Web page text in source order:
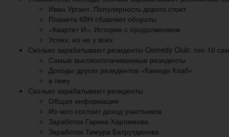
Иван Ургант. Популярность дорого стоит
Планета КВН сбавляет обороты
«Квартет И». История с продолжением
Успех, но не у всех
Сколько зарабатывают резиденты Comedy Club: топ-10
Самые высокооплачиваемые резиденты
Доходы других резидентов «Камеди Клаб»
в тему
Сколько зарабатывают резиденты
Общая информация
Из чего состоит доход участников
Заработок Гарика Харламова
Заработок Тимура Батрутдинова